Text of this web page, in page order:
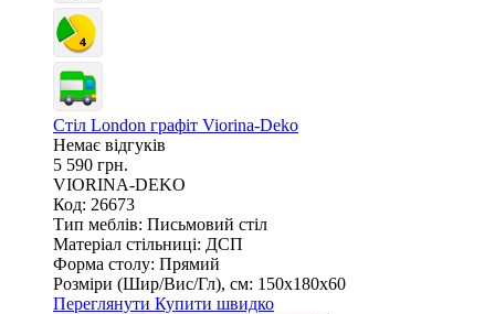
Стіл London графіт Viorina-Deko
Немає відгуків
5 590 грн.
VIORINA-DEKO
Код: 26673
Тип меблів: Письмовий стіл
Матеріал стільниці: ДСП
Форма столу: Прямий
Розміри (Шир/Вис/Гл), см: 150х180х60
Переглянути Купити швидко